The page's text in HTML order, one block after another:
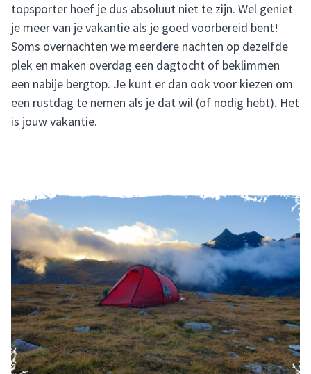
topsporter hoef je dus absoluut niet te zijn. Wel geniet
je meer van je vakantie als je goed voorbereid bent!
Soms overnachten we meerdere nachten op dezelfde
plek en maken overdag een dagtocht of beklimmen
een nabije bergtop. Je kunt er dan ook voor kiezen om
een rustdag te nemen als je dat wil (of nodig hebt). Het
is jouw vakantie.